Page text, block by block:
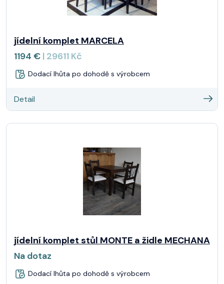
jídelní komplet MARCELA
1194 € | 29611 Kč
Dodací lhůta po dohodě s výrobcem
Detail
jídelní komplet stůl MONTE a židle MECHANA
Na dotaz
Dodací lhůta po dohodě s výrobcem